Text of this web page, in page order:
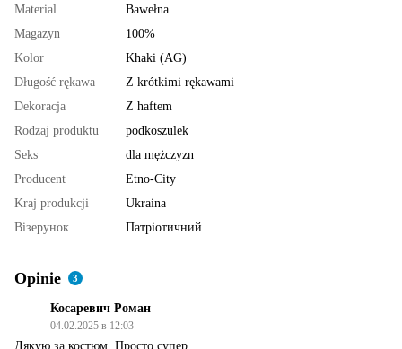
Material
Bawełna
Magazyn
100%
Kolor
Khaki (AG)
Długość rękawa
Z krótkimi rękawami
Dekoracja
Z haftem
Rodzaj produktu
podkoszulek
Seks
dla mężczyzn
Producent
Etno-City
Kraj produkcji
Ukraina
Візерунок
Патріотичний
Opinie 3
Косаревич Роман
04.02.2025 в 12:03
Дякую за костюм. Просто супер